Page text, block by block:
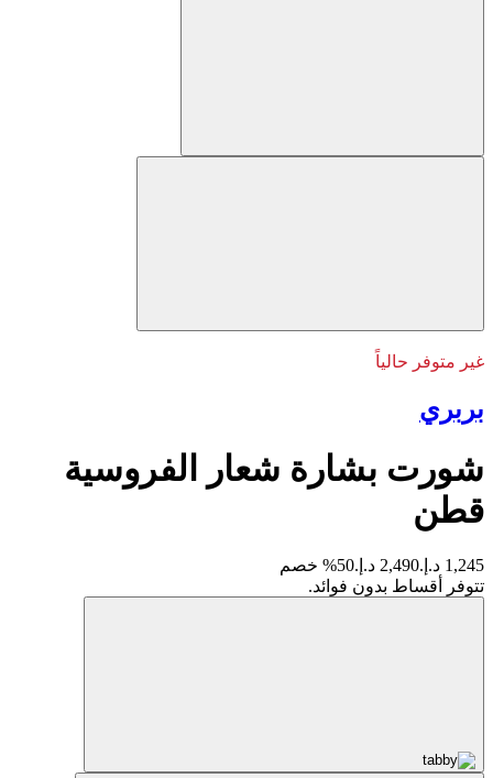
غير متوفر حالياً
بربري
شورت بشارة شعار الفروسية
قطن
1,245 د.إ. 2,490 د.إ.
50% خصم
تتوفر أقساط بدون فوائد.